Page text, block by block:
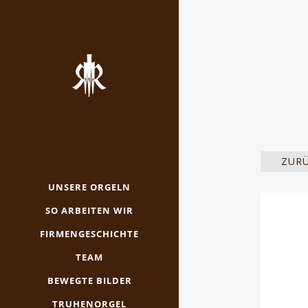
UNSERE ORGELN
SO ARBEITEN WIR
FIRMENGESCHICHTE
TEAM
BEWEGTE BILDER
TRUHENORGEL